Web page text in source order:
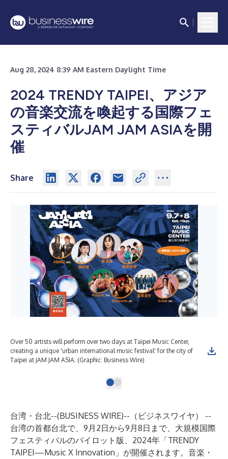
Aug 28, 2024 8:39 AM Eastern Daylight Time
2024 TRENDY TAIPEI、アジア
の音楽交流を喚起する国際フェ
スティバルJAM JAM ASIAを開
催
Share
Over 50 artists will perform over two days at Taipei Music Center,
creating a unique 'urban international music festival' for the city of
Taipei at JAM JAM ASIA. (Graphic: Business Wire)
台湾・台北--(BUSINESS WIRE)-- （ビジネスワイヤ） --
台湾の首都台北で、9月2日から9月8日まで、大規模国際
フェスティバルのパイロット版、2024年「TRENDY
TAIPEI—Music X Innovation」が開催されます。音楽・